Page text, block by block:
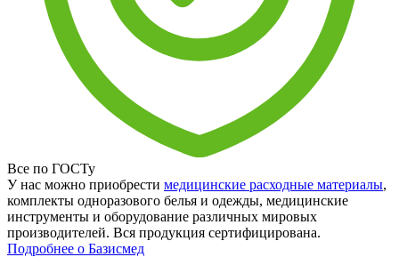
Все по ГОСТу
У нас можно приобрести медицинские расходные материалы,
комплекты одноразового белья и одежды, медицинские
инструменты и оборудование различных мировых
производителей. Вся продукция сертифицирована.
Подробнее о Базисмед